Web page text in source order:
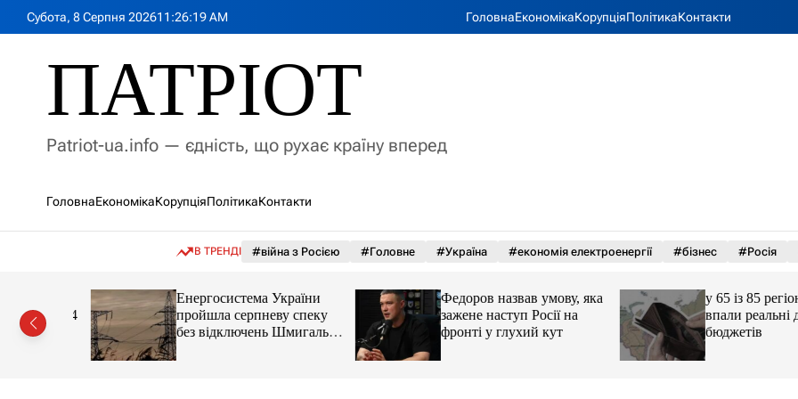
Субота, 8 Серпня 202611 :26:20AM ГоловнаЕкономікаКорупціяПолітикаКонтакти
ПАТРІОТ
Patriot-ua.info — єдність, що рухає країну вперед
ГоловнаЕкономікаКорупціяПолітикаКонтакти
В ТРЕНДІ #війна з Росією #Головне #Україна #економія електроенергії #бізнес #Росія
на 54
Енергосистема України
пройшла серпневу спеку
без відключень Шмигаль
новини LB.ua
Федоров назвав умову, яка
зажене наступ Росії на
фронті у глухий кут
у 65 із 85
впали реальні
бюджетів